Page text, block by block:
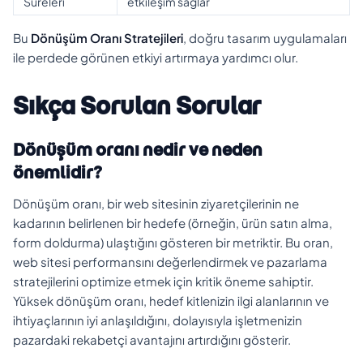
Bu Dönüşüm Oranı Stratejileri, doğru tasarım uygulamaları
ile perdede görünen etkiyi artırmaya yardımcı olur.
Sıkça Sorulan Sorular
Dönüşüm oranı nedir ve neden
önemlidir?
Dönüşüm oranı, bir web sitesinin ziyaretçilerinin ne
kadarının belirlenen bir hedefe (örneğin, ürün satın alma,
form doldurma) ulaştığını gösteren bir metriktir. Bu oran,
web sitesi performansını değerlendirmek ve pazarlama
stratejilerini optimize etmek için kritik öneme sahiptir.
Yüksek dönüşüm oranı, hedef kitlenizin ilgi alanlarının ve
ihtiyaçlarının iyi anlaşıldığını, dolayısıyla işletmenizin
pazardaki rekabetçi avantajını artırdığını gösterir.